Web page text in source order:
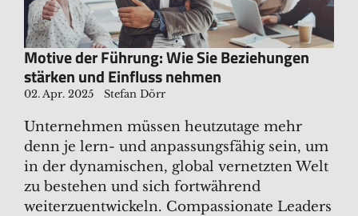
Motive der Führung: Wie Sie Beziehungen
stärken und Einfluss nehmen
02. Apr. 2025 Stefan Dörr
Unternehmen müssen heutzutage mehr
denn je lern- und anpassungsfähig sein, um
in der dynamischen, global vernetzten Welt
zu bestehen und sich fortwährend
weiterzuentwickeln. Compassionate Leaders